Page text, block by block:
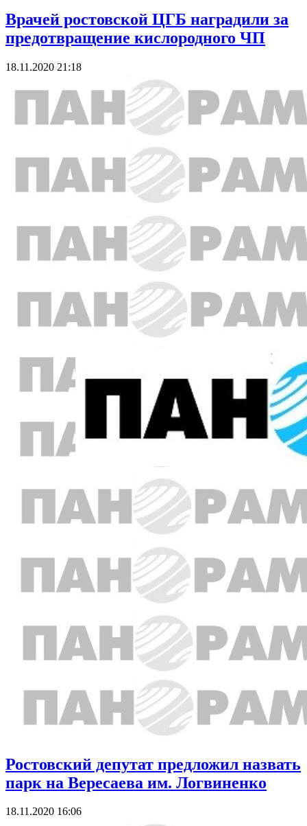
Врачей ростовской ЦГБ наградили за
предотвращение кислородного ЧП
18.11.2020 21:18
Ростовский депутат предложил назвать
парк на Вересаева им. Логвиненко
18.11.2020 16:06